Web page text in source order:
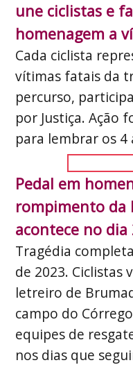
une ciclistas e
homenagem a
Cada ciclista
vítimas fatais da
percurso,
por Justiça. Ação
para lembrar os 4
Pedal em
rompimento da
acontece no
Tragédia
de 2023. Ciclistas
letreiro de
campo do
equipes de
nos dias que